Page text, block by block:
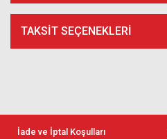
TAKSIT SEÇENEKLERI
İade ve İptal Koşulları